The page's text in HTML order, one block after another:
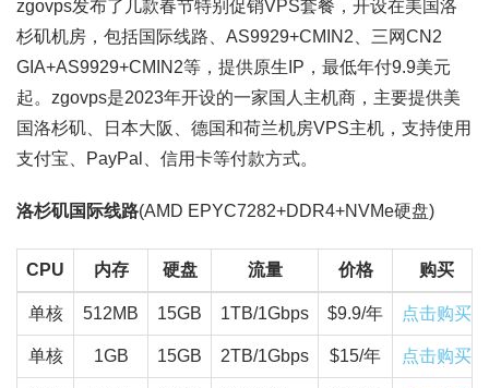
zgovps发布了几款春节特别促销VPS套餐，开设在美国洛
杉矶机房，包括国际线路、AS9929+CMIN2、三网CN2
GIA+AS9929+CMIN2等，提供原生IP，最低年付9.9美元
起。zgovps是2023年开设的一家国人主机商，主要提供美
国洛杉矶、日本大阪、德国和荷兰机房VPS主机，支持使用
支付宝、PayPal、信用卡等付款方式。
洛杉矶国际线路(AMD EPYC7282+DDR4+NVMe硬盘)
CPU 内存 硬盘 流量 价格 购买
单核 512MB 15GB 1TB/1Gbps $9.9/年 点击购买
单核 1GB 15GB 2TB/1Gbps $15/年 点击购买